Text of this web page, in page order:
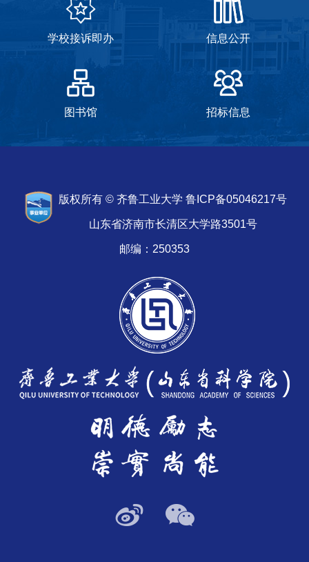
学校接诉即办 信息公开
图书馆 招标信息
版权所有 © 齐鲁工业大学 鲁ICP备05046217号
山东省济南市长清区大学路3501号
邮编：250353